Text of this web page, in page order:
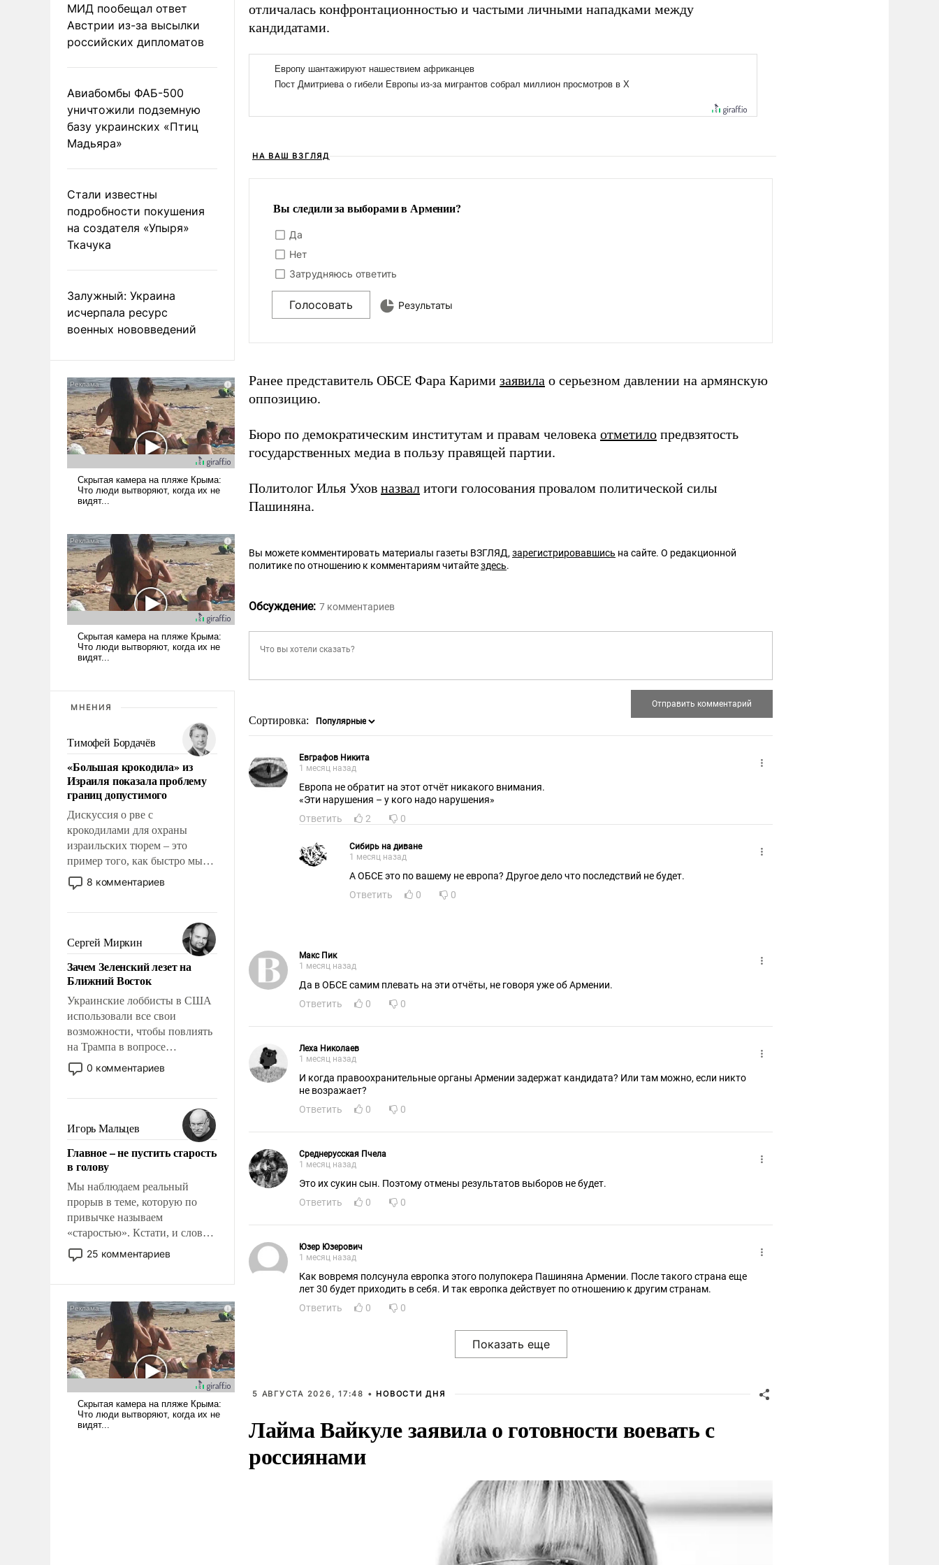
МИД пообещал ответ
Австрии из-за высылки
российских дипломатов
Авиабомбы ФАБ-500
уничтожили подземную
базу украинских «Птиц
Мадьяра»
Стали известны
подробности покушения
на создателя «Упыря»
Ткачука
Залужный: Украина
исчерпала ресурс
военных нововведений
МНЕНИЯ
Тимофей Бордачёв
«Большая крокодила» из
Израиля показала проблему
границ допустимого
Дискуссия о рве с
крокодилами для охраны
израильских тюрем – это
пример того, как быстро мы
двигаемся по пути
революционных изменений.
псевдонаучной фантастики,
стало всерьез обсуждаемой
идеей.
8 комментариев
Сергей Миркин
Зачем Зеленский лезет на
Ближний Восток
Украинские лоббисты в США
использовали все свои
возможности, чтобы повлиять
на Трампа в вопросе
предоставления вооружений
своим нанимателям. Вероятно,
консультирует Киев, пришла в
голову мысль: хорошо бы
продемонстрировать, что
Украина вступила в
вооруженное противостояние
с Ираном.
0 комментариев
Игорь Мальцев
Главное – не пустить старость
в голову
Мы наблюдаем реальный
прорыв в теме, которую по
привычке называем
«старостью». Кстати, и слово-
то это уже стараются не
использовать – так же, как
что оно уже несет негативные
коннотации.
25 комментариев
отличалась конфронтационностью и частыми личными нападками между
кандидатами.
НА ВАШ ВЗГЛЯД
Вы следили за выборами в Армении?
Да
Нет
Затрудняюсь ответить
Голосовать Результаты
Ранее представитель ОБСЕ Фара Карими заявила о серьезном давлении на армянскую
оппозицию.
Бюро по демократическим институтам и правам человека отметило предвзятость
государственных медиа в пользу правящей партии.
Политолог Илья Ухов назвал итоги голосования провалом политической силы
Пашиняна.
Вы можете комментировать материалы газеты ВЗГЛЯД,зарегистрировавшись на сайте. О редакционной
политике по отношению к комментариям читайтездесь.
Обсуждение: 7 комментариев
Сортировка:
Евграфов Никита
1 месяц назад
Европа не обратит на этот отчёт никакого внимания.
«Эти нарушения – у кого надо нарушения»
Ответить
2 0
Сибирь на диване
1 месяц назад
А ОБСЕ это по вашему не европа? Другое дело что последствий не будет.
Ответить
0 0
Макс Пик
1 месяц назад
Да в ОБСЕ самим плевать на эти отчёты, не говоря уже об Армении.
Ответить
0 0
Леха Николаев
1 месяц назад
И когда правоохранительные органы Армении задержат кандидата? Или там можно, если никто
не возражает?
Ответить
0 0
Среднерусская Пчела
1 месяц назад
Это их сукин сын. Поэтому отмены результатов выборов не будет.
Ответить
0 0
Юзер Юзерович
1 месяц назад
Как вовремя полсунула европка этого полупокера Пашиняна Армении. После такого страна еще
лет 30 будет приходить в себя. И так европка действует по отношению к другим странам.
Ответить
0 0
5 АВГУСТА 2026, 17:48 • НОВОСТИ ДНЯ
Лайма Вайкуле заявила о готовности воевать с
россиянами